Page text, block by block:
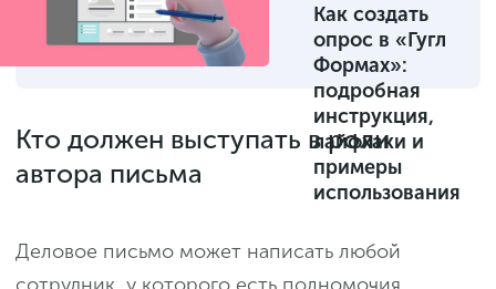
Как создать
опрос в «Гугл
Формах»:
подробная
инструкция,
лайфхаки и
примеры
использования
Кто должен выступать в роли
автора письма
Деловое письмо может написать любой